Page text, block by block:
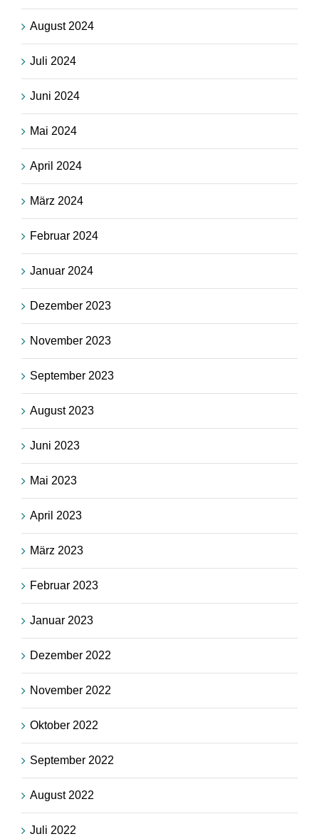
August 2024
Juli 2024
Juni 2024
Mai 2024
April 2024
März 2024
Februar 2024
Januar 2024
Dezember 2023
November 2023
September 2023
August 2023
Juni 2023
Mai 2023
April 2023
März 2023
Februar 2023
Januar 2023
Dezember 2022
November 2022
Oktober 2022
September 2022
August 2022
Juli 2022